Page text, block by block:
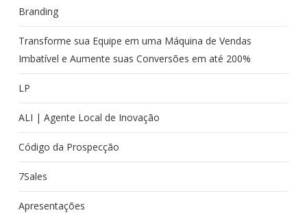
Branding
Transforme sua Equipe em uma Máquina de Vendas
Imbatível e Aumente suas Conversões em até 200%
LP
ALI | Agente Local de Inovação
Código da Prospecção
7Sales
Apresentações